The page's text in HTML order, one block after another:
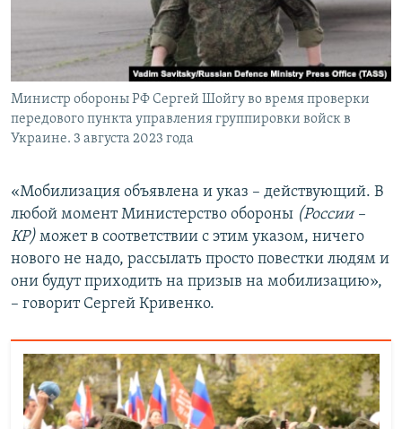
Министр обороны РФ Сергей Шойгу во время проверки
передового пункта управления группировки войск в
Украине. 3 августа 2023 года
«Мобилизация объявлена и указ – действующий. В
любой момент Министерство обороны (России –
КР) может в соответствии с этим указом, ничего
нового не надо, рассылать просто повестки людям и
они будут приходить на призыв на мобилизацию»,
– говорит Сергей Кривенко.